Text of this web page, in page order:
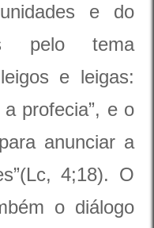
e do
pelo tema
e leigas:
profecia”, e o
anunciar a
4;18). O
o diálogo